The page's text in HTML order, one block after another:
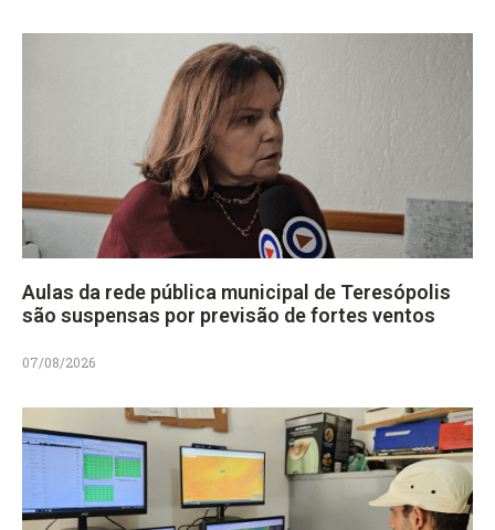
Aulas da rede pública municipal de Teresópolis
são suspensas por previsão de fortes ventos
07/08/2026